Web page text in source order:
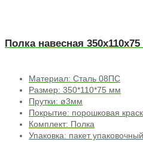
Полка навесная
Материал: Сталь 08ПС
Размер: 350*110*75 мм
Прутки: ø3мм
Покрытие: порошковая
Комплект: Полка
Упаковка: пакет